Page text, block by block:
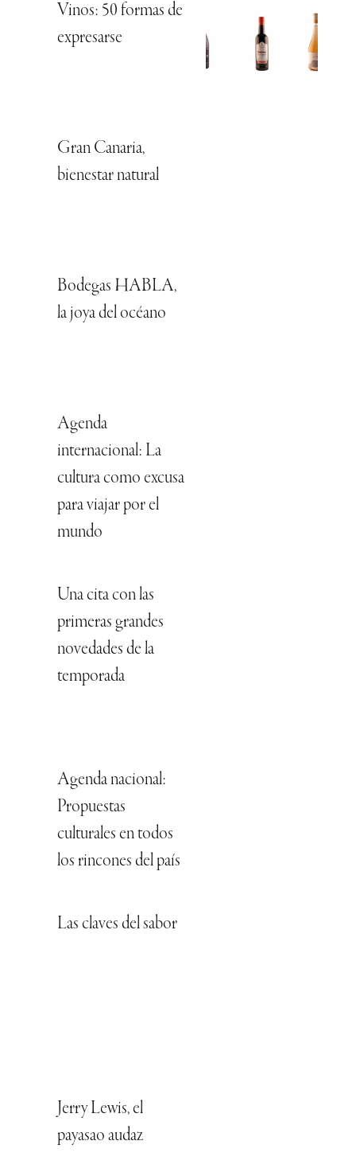
Vinos: 50 formas de
expresarse
Gran Canaria,
bienestar natural
Bodegas HABLA,
la joya del océano
Agenda
internacional: La
cultura como excusa
para viajar por el
mundo
Una cita con las
primeras grandes
novedades de la
temporada
Agenda nacional:
Propuestas
culturales en todos
los rincones del país
Las claves del sabor
Jerry Lewis, el
payasao audaz